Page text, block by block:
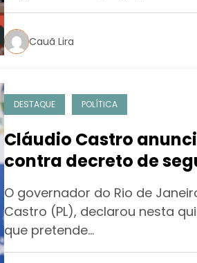
Cauã Lira
DESTAQUE POLÍTICA
Cláudio Castro
contra decreto de
pública de Lula
O governador do Rio de
Castro (PL), declarou nesta
que pretende…